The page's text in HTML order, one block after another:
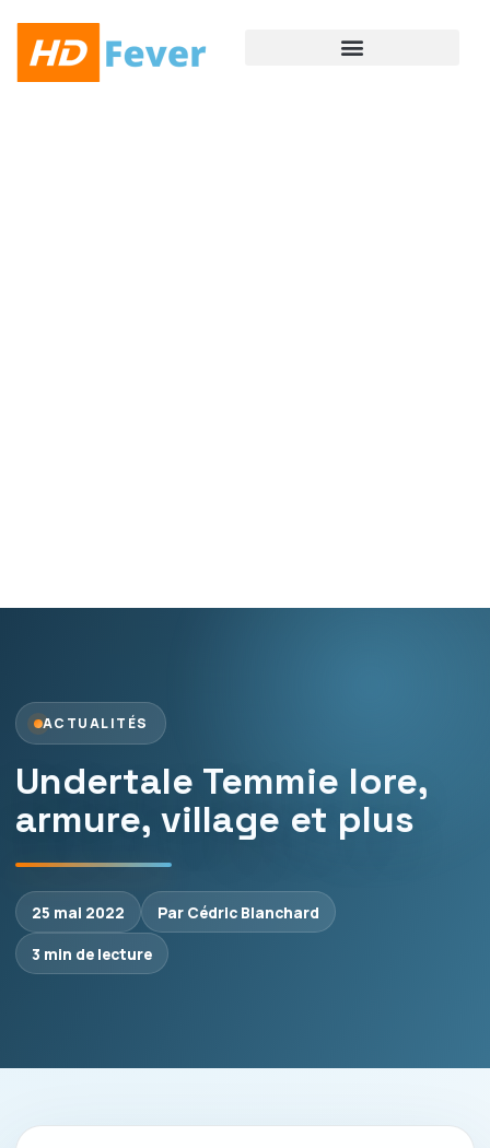
ACTUALITÉS
Undertale Temmie lore,
armure, village et plus
25 mai 2022
Par Cédric Blanchard
3 min de lecture